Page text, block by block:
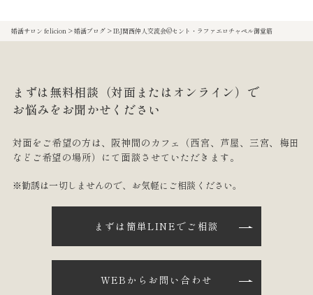
婚活サロン felicion>婚活ブログ>IBJ関西仲人交流会@セント・ラファエロチャペル御堂筋
まずは無料相談（対面またはオンライン）で
お悩みをお聞かせください
対面をご希望の方は、阪神間のカフェ （西宮、芦屋、三宮、梅田
などご希望の場所）にて面談させていただきます。
※勧誘は一切しませんので、お気軽にご相談ください。
まずは簡単LINEでご相談
WEBからお問い合わせ